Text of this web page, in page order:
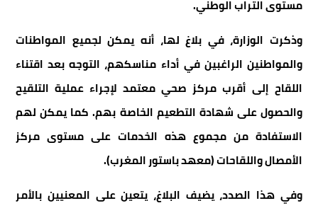
مستوى التراب الوطني.
وذكرت الوزارة، في بلاغ لها، أنه يمكن لجميع المواطنات
والمواطنين الراغبين في أداء مناسكهم، التوجه بعد اقتناء
اللقاح إلى أقرب مركز صحي معتمد لإجراء عملية التلقيح
والحصول على شهادة التطعيم الخاصة بهم. كما يمكن لهم
الاستفادة من مجموع هذه الخدمات على مستوى مركز
الأمصال واللقاحات (معهد باستور المغرب).
وفي هذا الصدد، يضيف البلاغ، يتعين على المعنيين بالأمر